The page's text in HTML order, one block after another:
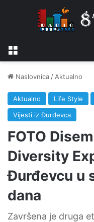
Naslovnica / Aktualno
Aktualno Life Style
Vijesti iz Đurđevca
FOTO
Diversity
Đurđevcu u
dana
Završena je druga